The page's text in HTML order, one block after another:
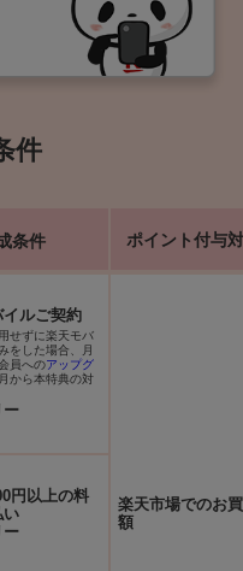
件
条件
イルご契約
せずに楽天モバ
をした場合、月
員へのアップグ
から本特典の対
ー
円以上の料
い
ー
ポイント付与
楽天市場でのお
額